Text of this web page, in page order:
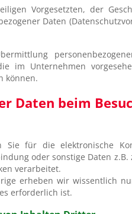
Vorgesetzten, der
Daten
im Unternehmen
können.
Daten beim
Sie für die elektronische
oder sonstige Daten
verarbeitet.
erheben wir wissentlich
erforderlich ist.